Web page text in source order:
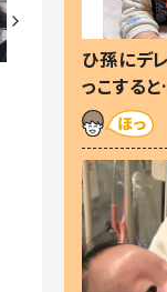
ひ孫にデ
っこする
した」「可